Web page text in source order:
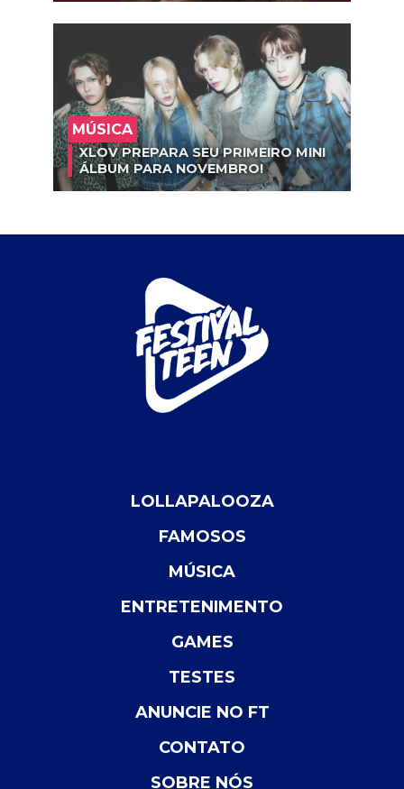
MÚSICA
XLOV PREPARA SEU PRIMEIRO MINI
ÁLBUM PARA NOVEMBRO!
LOLLAPALOOZA
FAMOSOS
MÚSICA
ENTRETENIMENTO
GAMES
TESTES
ANUNCIE NO FT
CONTATO
SOBRE NÓS